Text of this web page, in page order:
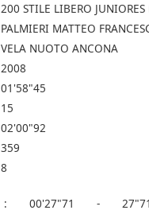
200 STILE LIBERO JUNIORES
PALMIERI MATTEO
VELA NUOTO ANCONA
2008
01'58"45
15
02'00"92
359
8
: 00'27"71 -
27"71